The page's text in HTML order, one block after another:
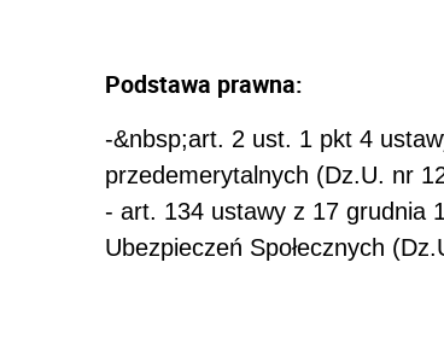
Podstawa prawna:
-&nbsp;art. 2 ust. 1 pkt 4
przedemerytalnych (Dz.U. nr
- art. 134 ustawy z 17 grudnia
Ubezpieczeń Społecznych